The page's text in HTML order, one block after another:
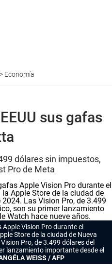
> Economía
sus gafas
dólares sin impuestos,
Pro de Meta
Vision Pro durante el
Store de la ciudad de Nueva
Pro, de 3.499 dólares del
lanzamiento importante desde el
WEISS / AFP